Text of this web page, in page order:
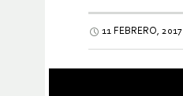
11 FEBRERO, 2017